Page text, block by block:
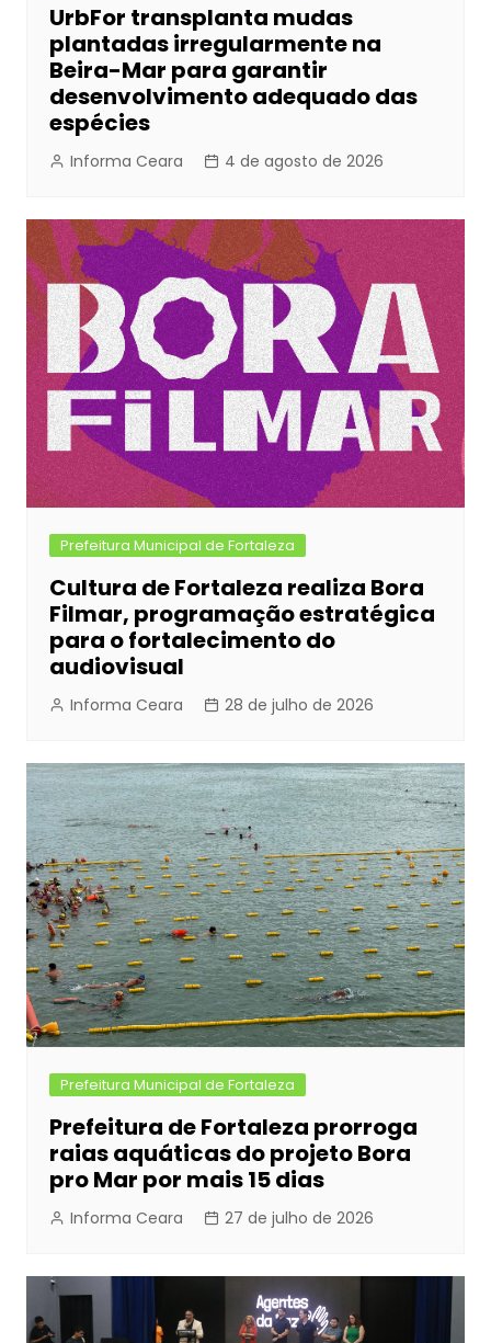
UrbFor transplanta mudas
plantadas irregularmente na
Beira-Mar para garantir
desenvolvimento adequado das
espécies
Informa Ceara 4 de agosto de 2026
Prefeitura Municipal de Fortaleza
Cultura de Fortaleza realiza Bora
Filmar, programação estratégica
para o fortalecimento do
audiovisual
Informa Ceara 28 de julho de 2026
Prefeitura Municipal de Fortaleza
Prefeitura de Fortaleza prorroga
raias aquáticas do projeto Bora
pro Mar por mais 15 dias
Informa Ceara 27 de julho de 2026